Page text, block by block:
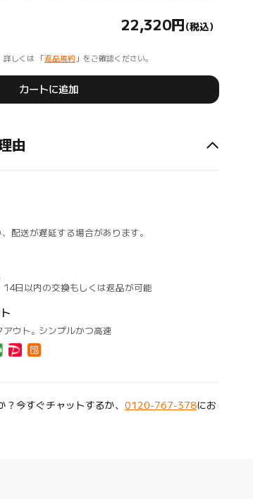
22,320円 (税込)
詳しくは 「返品規約 」をご確認ください。
カートに追加
由
配送が遅延する場合があります。
14日以内の交換もしくは返品が可能
ウト。シンプルかつ高速
今すぐチャットするか、 0120-767-378にお